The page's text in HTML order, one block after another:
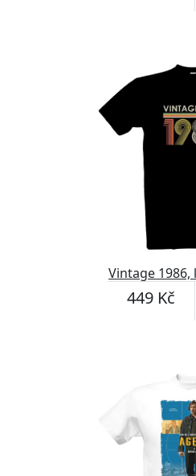
Vintage
449 Kč